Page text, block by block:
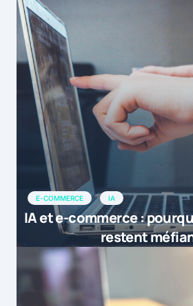
E-COMMERCE IA
IA et e-commerce :
restent